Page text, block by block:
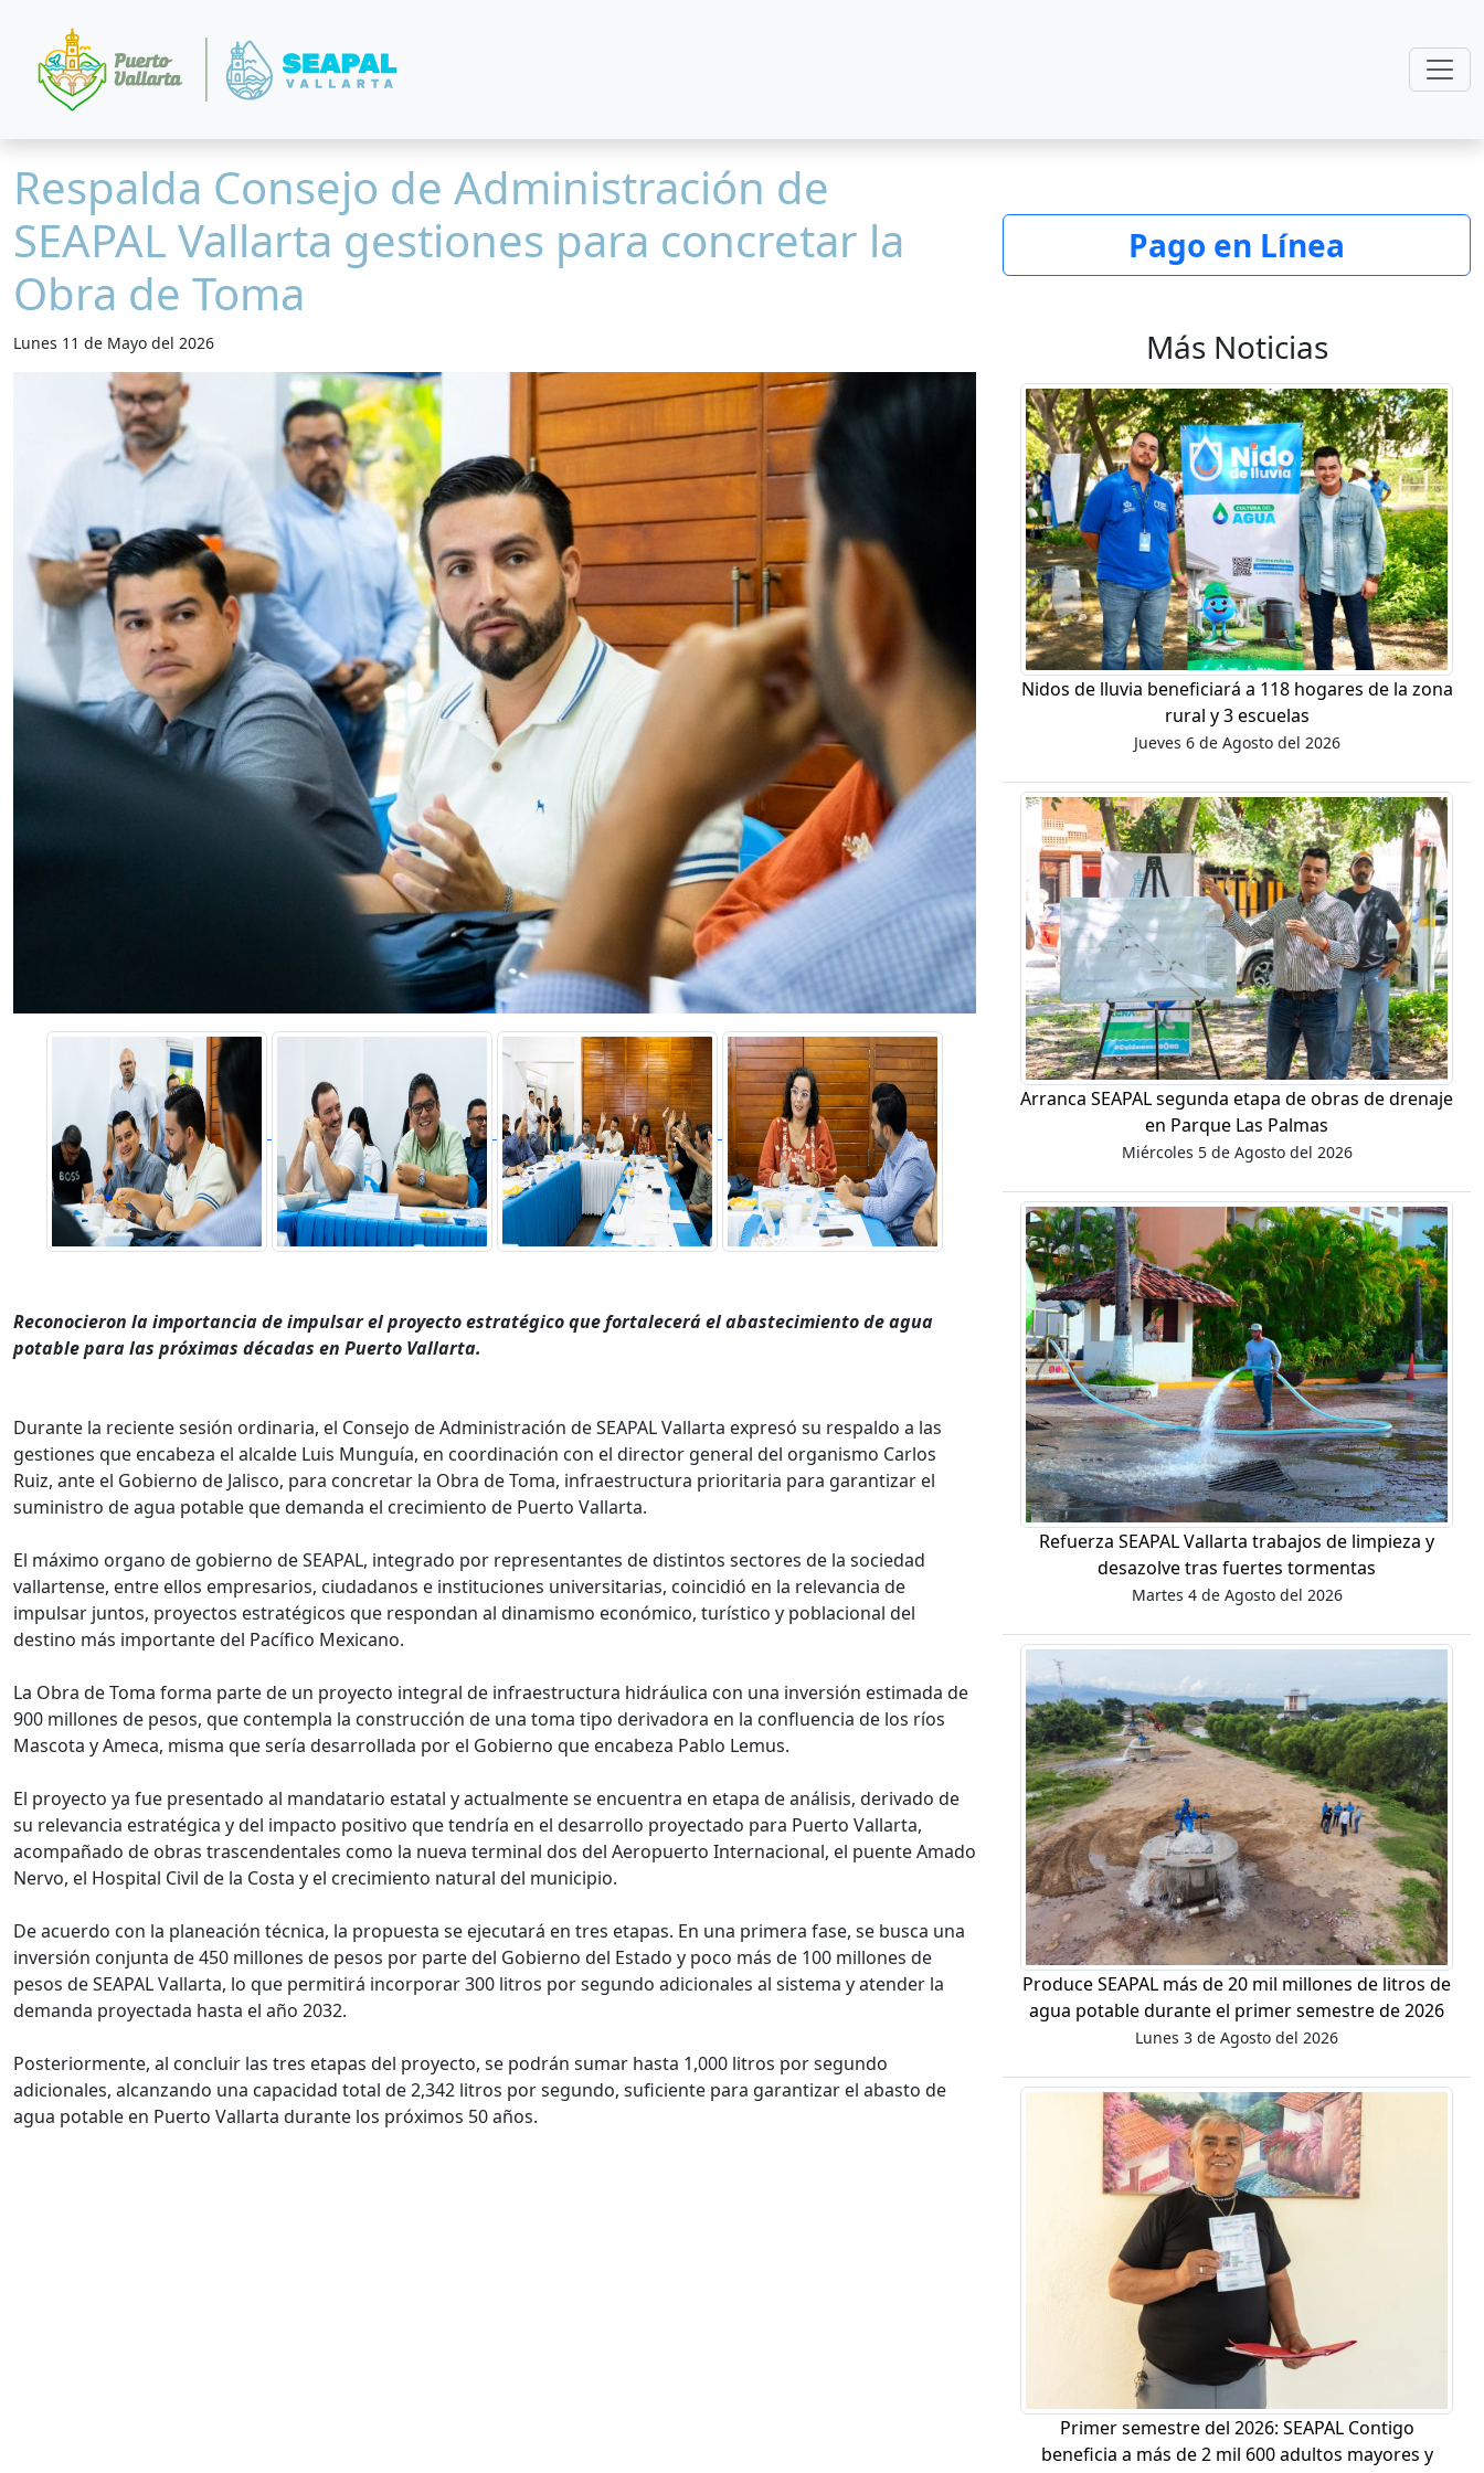
Respalda Consejo de Administración de
SEAPAL Vallarta gestiones para concretar la
Obra de Toma
Lunes 11 de Mayo del 2026
Reconocieron la importancia de impulsar el proyecto estratégico que fortalecerá el abastecimiento de agua
potable para las próximas décadas en Puerto Vallarta.
Durante la reciente sesión ordinaria, el Consejo de Administración de SEAPAL Vallarta expresó su respaldo a las
gestiones que encabeza el alcalde Luis Munguía, en coordinación con el director general del organismo Carlos
Ruiz, ante el Gobierno de Jalisco, para concretar la Obra de Toma, infraestructura prioritaria para garantizar el
suministro de agua potable que demanda el crecimiento de Puerto Vallarta.
El máximo organo de gobierno de SEAPAL, integrado por representantes de distintos sectores de la sociedad
vallartense, entre ellos empresarios, ciudadanos e instituciones universitarias, coincidió en la relevancia de
impulsar juntos, proyectos estratégicos que respondan al dinamismo económico, turístico y poblacional del
destino más importante del Pacífico Mexicano.
La Obra de Toma forma parte de un proyecto integral de infraestructura hidráulica con una inversión estimada de
900 millones de pesos, que contempla la construcción de una toma tipo derivadora en la confluencia de los ríos
Mascota y Ameca, misma que sería desarrollada por el Gobierno que encabeza Pablo Lemus.
El proyecto ya fue presentado al mandatario estatal y actualmente se encuentra en etapa de análisis, derivado de
su relevancia estratégica y del impacto positivo que tendría en el desarrollo proyectado para Puerto Vallarta,
acompañado de obras trascendentales como la nueva terminal dos del Aeropuerto Internacional, el puente Amado
Nervo, el Hospital Civil de la Costa y el crecimiento natural del municipio.
De acuerdo con la planeación técnica, la propuesta se ejecutará en tres etapas. En una primera fase, se busca una
inversión conjunta de 450 millones de pesos por parte del Gobierno del Estado y poco más de 100 millones de
pesos de SEAPAL Vallarta, lo que permitirá incorporar 300 litros por segundo adicionales al sistema y atender la
demanda proyectada hasta el año 2032.
Posteriormente, al concluir las tres etapas del proyecto, se podrán sumar hasta 1,000 litros por segundo
adicionales, alcanzando una capacidad total de 2,342 litros por segundo, suficiente para garantizar el abasto de
agua potable en Puerto Vallarta durante los próximos 50 años.
Pago en Línea
Más Noticias
Nidos de lluvia beneficiará a 118 hogares de la zona
rural y 3 escuelas
Jueves 6 de Agosto del 2026
Arranca SEAPAL segunda etapa de obras de drenaje
en Parque Las Palmas
Miércoles 5 de Agosto del 2026
Refuerza SEAPAL Vallarta trabajos de limpieza y
desazolve tras fuertes tormentas
Martes 4 de Agosto del 2026
Produce SEAPAL más de 20 mil millones de litros de
agua potable durante el primer semestre de 2026
Lunes 3 de Agosto del 2026
Primer semestre del 2026: SEAPAL Contigo
beneficia a más de 2 mil 600 adultos mayores y